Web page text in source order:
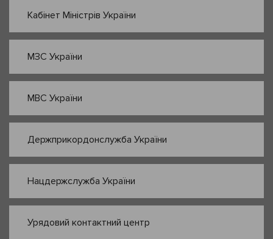
Кабінет Міністрів України
МЗС України
МВС України
Держприкордонслужба України
Нацдержслужба України
Урядовий контактний центр